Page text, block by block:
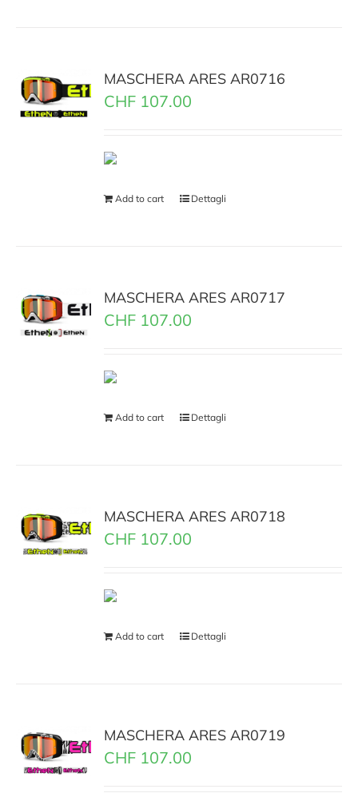
MASCHERA ARES AR0716
CHF 107.00
Add to cart Dettagli
MASCHERA ARES AR0717
CHF 107.00
Add to cart Dettagli
MASCHERA ARES AR0718
CHF 107.00
Add to cart Dettagli
MASCHERA ARES AR0719
CHF 107.00